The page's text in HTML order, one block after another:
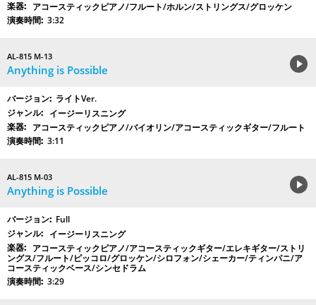
アコースティックピアノ/フルート/ホルン/ストリングス/グロッケン
3:32
AL-815 M-13
Anything is Possible
ライトVer.
イージーリスニング
アコースティックピアノ/バイオリン/アコースティックギター/フルート
3:11
AL-815 M-03
Anything is Possible
Full
イージーリスニング
アコースティックピアノ/アコースティックギター/エレキギター/ストリ
ングス/フルート/ピッコロ/グロッケン/シロフォン/シェーカー/ティンパニ/ア
コースティックベース/シンセドラム
3:29